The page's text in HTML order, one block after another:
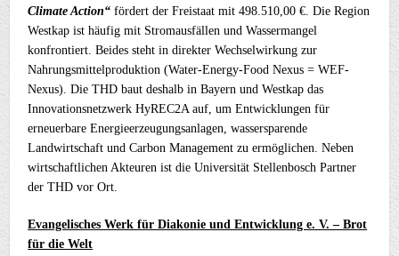
Climate Action“ fördert der Freistaat mit 498.510,00 €. Die Region
Westkap ist häufig mit Stromausfällen und Wassermangel
konfrontiert. Beides steht in direkter Wechselwirkung zur
Nahrungsmittelproduktion (Water-Energy-Food Nexus = WEF-
Nexus). Die THD baut deshalb in Bayern und Westkap das
Innovationsnetzwerk HyREC2A auf, um Entwicklungen für
erneuerbare Energieerzeugungsanlagen, wassersparende
Landwirtschaft und Carbon Management zu ermöglichen. Neben
wirtschaftlichen Akteuren ist die Universität Stellenbosch Partner
der THD vor Ort.
Evangelisches Werk für Diakonie und Entwicklung e. V. – Brot
für die Welt